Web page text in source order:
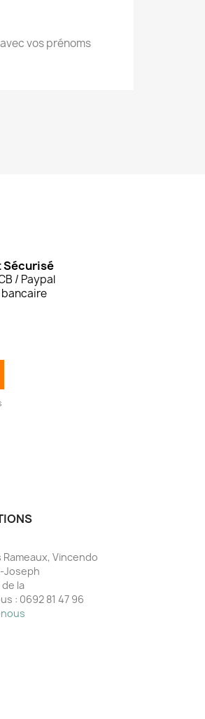
vos prénoms
Sécurisé
/ Paypal
Rameaux, Vincendo
Joseph
la
: 0692 81 47 96